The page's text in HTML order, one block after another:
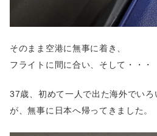
そのまま空港に無事に着き、
フライトに間に合い、そして・・・
37歳、初めて一人で出た海外でい
が、無事に日本へ帰ってきました。